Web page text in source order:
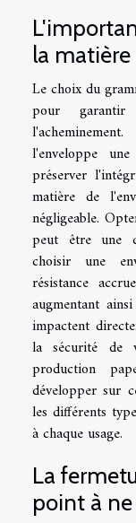
la matière
Le choix du
pour
l'enveloppe
préserver
matière de
négligeable.
peut être une
choisir une
résistance
augmentant
impactent
la sécurité de
production
développer sur
les différents
à chaque usage.
La
point à